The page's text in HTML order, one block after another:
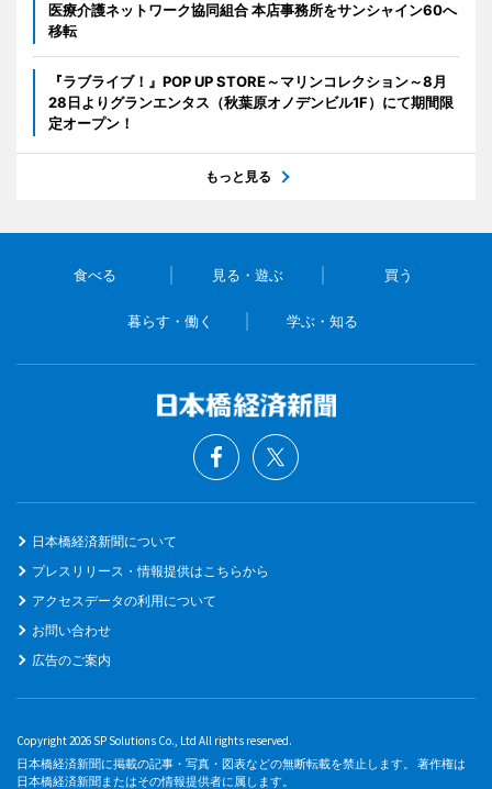
医療介護ネットワーク協同組合 本店事務所をサンシャイン60へ
移転
『ラブライブ！』POP UP STORE～マリンコレクション～8月
28日よりグランエンタス（秋葉原オノデンビル1F）にて期間限
定オープン！
もっと見る
食べる 見る・遊ぶ 買う
暮らす・働く 学ぶ・知る
日本橋経済新聞について
プレスリリース・情報提供はこちらから
アクセスデータの利用について
お問い合わせ
広告のご案内
Copyright 2026 SP Solutions Co., Ltd All rights reserved.
日本橋経済新聞に掲載の記事・写真・図表などの無断転載を禁止します。 著作権は
日本橋経済新聞またはその情報提供者に属します。